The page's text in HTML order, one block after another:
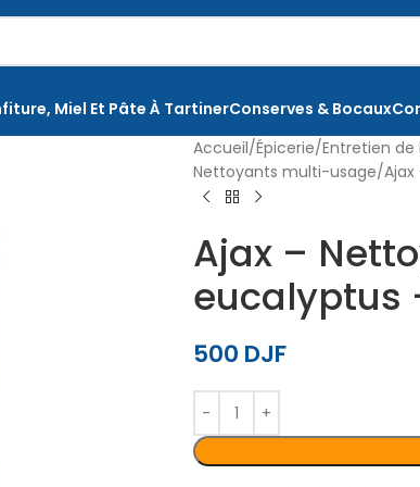
Miel Et Pâte À TartinerConserves & Bocaux
Accueil Épicerie Entretien
Nettoyants multi-usage
Ajax –
eucalyptus
500 DJF